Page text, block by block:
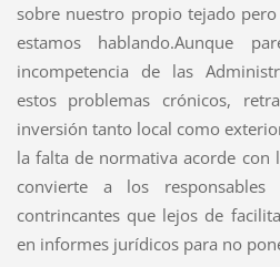
sobre nuestro propio tejado
estamos hablando.Aunque
incompetencia de las
estos problemas crónicos,
inversión tanto local como
la falta de normativa acorde con
convierte a los responsables
contrincantes que lejos de
en informes jurídicos para no